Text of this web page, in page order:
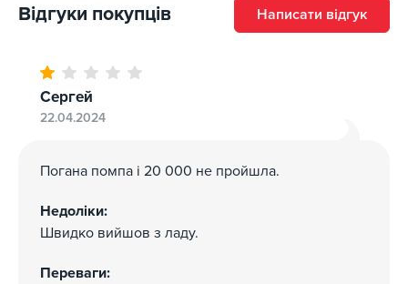
Відгуки покупців Написати відгук
Сергей
22.04.2024
Погана помпа і 20 000 не пройшла.
Недоліки:
Швидко вийшов з ладу.
Переваги: